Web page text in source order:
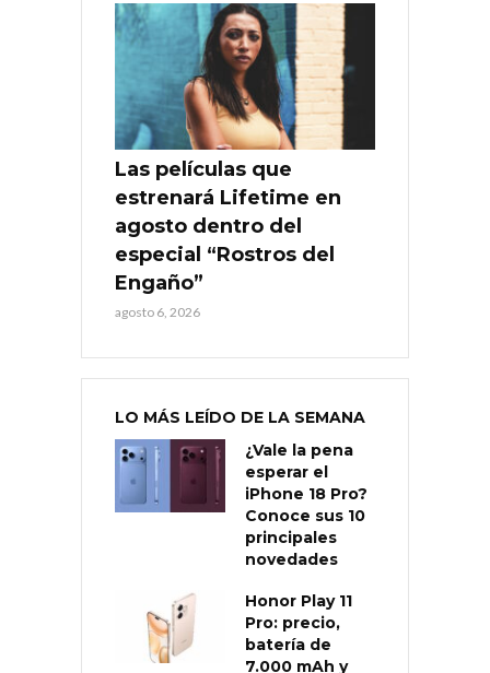
Las películas que
estrenará Lifetime en
agosto dentro del
especial “Rostros del
Engaño”
agosto 6, 2026
LO MÁS LEÍDO DE LA SEMANA
¿Vale la pena
esperar el
iPhone 18 Pro?
Conoce sus 10
principales
novedades
Honor Play 11
Pro: precio,
batería de
7.000 mAh y